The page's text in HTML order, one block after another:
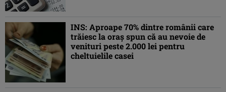
INS: Aproape 70% dintre românii care
trăiesc la oraş spun că au nevoie de
venituri peste 2.000 lei pentru
cheltuielile casei